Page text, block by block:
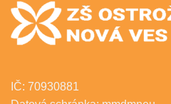
IČ: 70930881